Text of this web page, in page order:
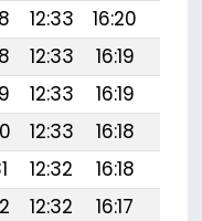
12:33 16:20
12:33 16:19
12:33 16:19
12:33 16:18
12:32 16:18
12:32 16:17